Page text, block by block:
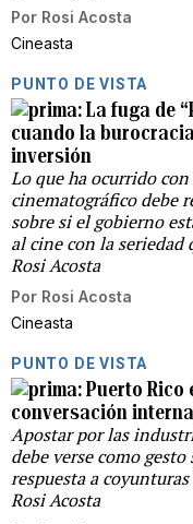
Por Rosi Acosta
Cineasta
PUNTO DE VISTA
La fuga de
cuando la
inversión
Lo que ha ocurrido
cinematográfico debe
sobre si el gobierno
al cine con la seriedad
Rosi Acosta
Por Rosi Acosta
Cineasta
PUNTO DE VISTA
Puerto Rico
conversación
Apostar por las
debe verse como
respuesta a
Rosi Acosta